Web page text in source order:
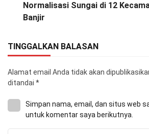
Normalisasi Sungai di 12
Banjir
TINGGALKAN BALASAN
Alamat email Anda tidak akan
ditandai *
Simpan nama, email, dan situs web
untuk komentar saya berikutnya.